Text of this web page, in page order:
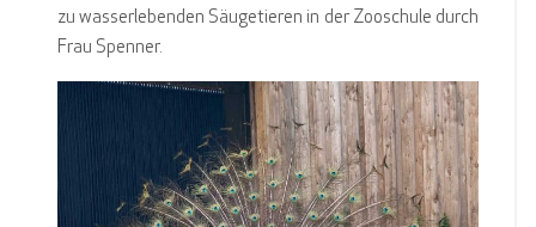
zu wasserlebenden Säugetieren in der Zooschule durch
Frau Spenner.